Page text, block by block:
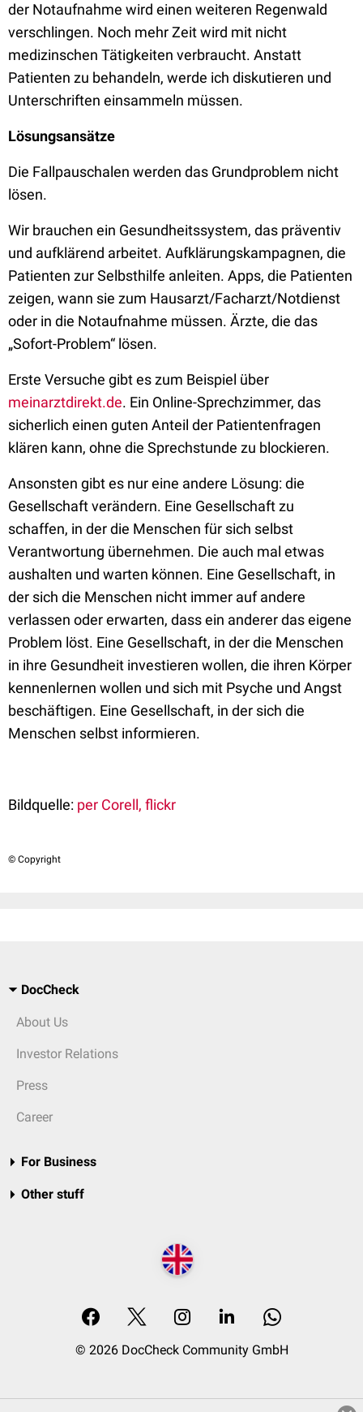
der Notaufnahme wird einen weiteren Regenwald
verschlingen. Noch mehr Zeit wird mit nicht
medizinschen Tätigkeiten verbraucht. Anstatt
Patienten zu behandeln, werde ich diskutieren und
Unterschriften einsammeln müssen.
Lösungsansätze
Die Fallpauschalen werden das Grundproblem nicht
lösen.
Wir brauchen ein Gesundheitssystem, das präventiv
und aufklärend arbeitet. Aufklärungskampagnen, die
Patienten zur Selbsthilfe anleiten. Apps, die Patienten
zeigen, wann sie zum Hausarzt/Facharzt/Notdienst
oder in die Notaufnahme müssen. Ärzte, die das
„Sofort-Problem“ lösen.
Erste Versuche gibt es zum Beispiel über
meinarztdirekt.de. Ein Online-Sprechzimmer, das
sicherlich einen guten Anteil der Patientenfragen
klären kann, ohne die Sprechstunde zu blockieren.
Ansonsten gibt es nur eine andere Lösung: die
Gesellschaft verändern. Eine Gesellschaft zu
schaffen, in der die Menschen für sich selbst
Verantwortung übernehmen. Die auch mal etwas
aushalten und warten können. Eine Gesellschaft, in
der sich die Menschen nicht immer auf andere
verlassen oder erwarten, dass ein anderer das eigene
Problem löst. Eine Gesellschaft, in der die Menschen
in ihre Gesundheit investieren wollen, die ihren Körper
kennenlernen wollen und sich mit Psyche und Angst
beschäftigen. Eine Gesellschaft, in der sich die
Menschen selbst informieren.
Bildquelle: per Corell, flickr
© Copyright
DocCheck
About Us
Investor Relations
Press
Career
For Business
Other stuff
© 2026 DocCheck Community GmbH